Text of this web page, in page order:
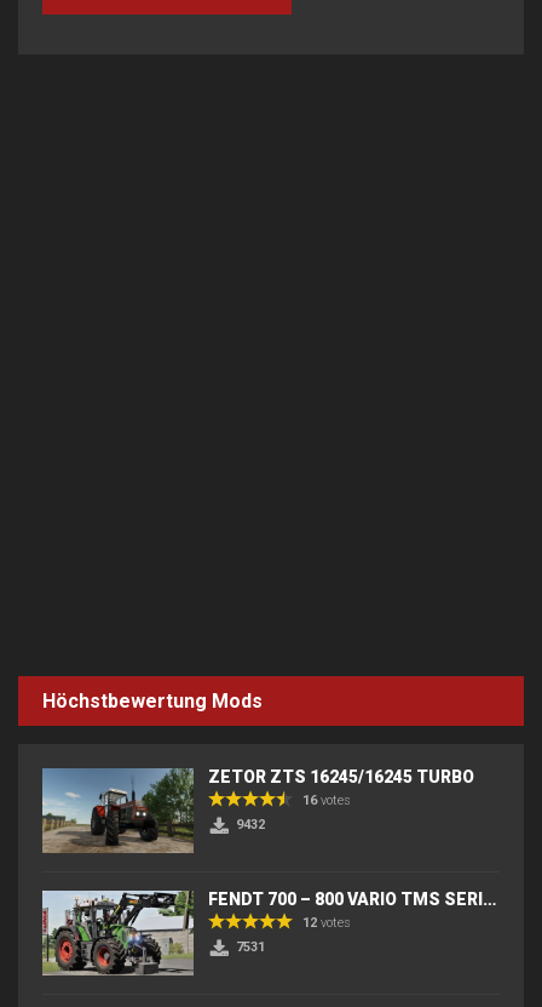
Höchstbewertung Mods
ZETOR ZTS 16245/16245 TURBO
16votes
9432
FENDT 700 – 800 VARIO TMS SERIES (IC) V2
12 votes
7531